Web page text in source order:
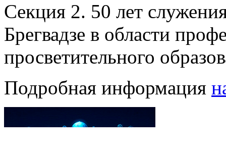
Секция 2. 50 лет
Брегвадзе в области
просветительного
Подробная информация